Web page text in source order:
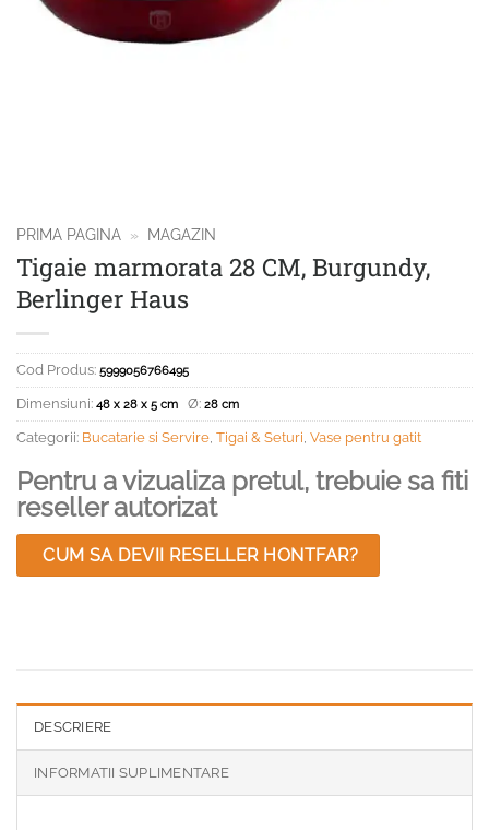
PRIMA PAGINA » MAGAZIN
Tigaie marmorata 28 CM, Burgundy,
Berlinger Haus
Cod Produs: 5999056766495
Dimensiuni: 48 x 28 x 5 cm Ø: 28 cm
Categorii: Bucatarie si Servire Tigai & Seturi Vase pentru gatit
Pentru a vizualiza pretul, trebuie sa fiti
reseller autorizat
CUM SA DEVII RESELLER HONTFAR?
DESCRIERE
INFORMATII SUPLIMENTARE